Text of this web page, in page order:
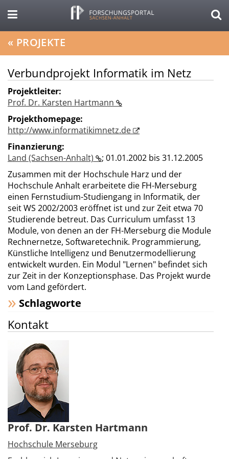
« PROJEKTE
Verbundprojekt Informatik im Netz
Projektleiter:
Prof. Dr. Karsten Hartmann
Projekthomepage:
http://www.informatikimnetz.de
Finanzierung:
Land (Sachsen-Anhalt)
; 01.01.2002 bis 31.12.2005
Zusammen mit der Hochschule Harz und der
Hochschule Anhalt erarbeitete die FH-Merseburg
einen Fernstudium-Studiengang in Informatik, der
seit WS 2002/2003 eröffnet ist und zur Zeit etwa 70
Studierende betreut. Das Curriculum umfasst 13
Module, von denen an der FH-Merseburg die Module
Rechnernetze, Softwaretechnik. Programmierung,
Künstliche Intelligenz und Benutzermodellierung
entwickelt wurden. Ein Modul "Lernen" befindet sich
zur Zeit in der Konzeptionsphase. Das Projekt wurde
vom Land gefördert.
Schlagworte
Kontakt
Prof. Dr. Karsten Hartmann
Hochschule Merseburg